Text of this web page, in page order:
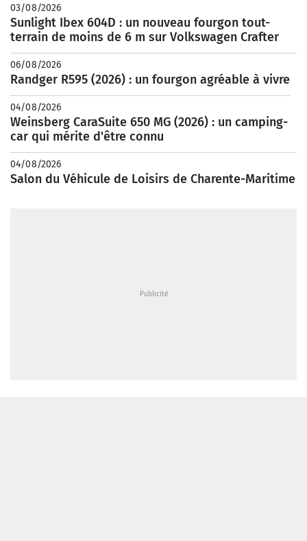
03/08/2026
Sunlight Ibex 604D : un nouveau fourgon tout-
terrain de moins de 6 m sur Volkswagen Crafter
06/08/2026
Randger R595 (2026) : un fourgon agréable à vivre
04/08/2026
Weinsberg CaraSuite 650 MG (2026) : un camping-
car qui mérite d'être connu
04/08/2026
Salon du Véhicule de Loisirs de Charente-Maritime